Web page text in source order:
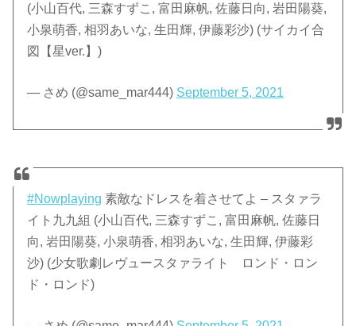
(小山百代, 三森すずこ, 富田麻帆, 佐藤日向, 岩田陽葵,
小泉萌香, 相羽あいな, 生田輝, 伊藤彩沙) (サイカイ合
図【星ver.】)
— さめ (@same_mar444) September 5, 2021
#Nowplaying 素敵なドレスを着させてよ – スタァラ
イト九九組 (小山百代, 三森すずこ, 富田麻帆, 佐藤日
向, 岩田陽葵, 小泉萌香, 相羽あいな, 生田輝, 伊藤彩
沙) (少女歌劇レヴュースタァライト ロンド・ロン
ド・ロンド)